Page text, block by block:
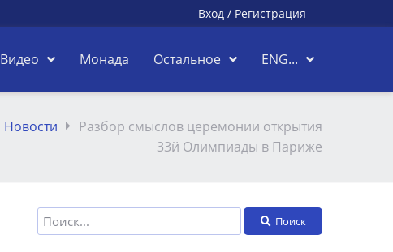
Вход / Регистрация
Видео Монада Остальное ENG...
Новости
Разбор смыслов церемонии открытия
33й Олимпиады в Париже
Поиск